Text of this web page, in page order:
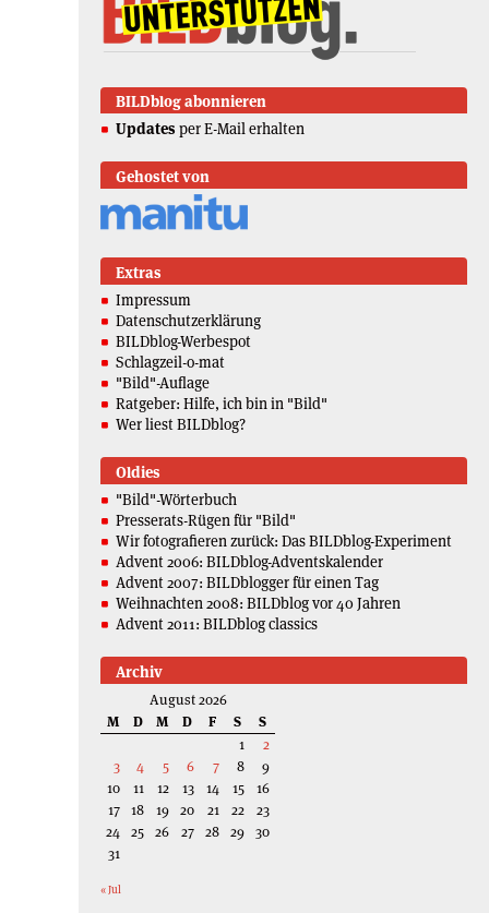
BILDblog abonnieren
Updates per E-Mail erhalten
Gehostet von
Extras
Impressum
Datenschutzerklärung
BILDblog-Werbespot
Schlagzeil-o-mat
"Bild"-Auflage
Ratgeber: Hilfe, ich bin in "Bild"
Wer liest BILDblog?
Oldies
"Bild"-Wörterbuch
Presserats-Rügen für "Bild"
Wir fotografieren zurück: Das BILDblog-Experiment
Advent 2006: BILDblog-Adventskalender
Advent 2007: BILDblogger für einen Tag
Weihnachten 2008: BILDblog vor 40 Jahren
Advent 2011: BILDblog classics
Archiv
August 2026
M
D M D F S
S
1
2
3
4 5 6 7 8
9
10
11 12 13 14 15
16
17 18 19 20 21 22
23
24 25 26 27 28 29 30
31
« Jul